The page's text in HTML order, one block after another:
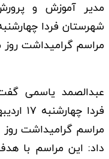
مدیر آموزش و
مراسم گرامیداشت روز
عبدالصمد یاسمی
مراسم گرامیداشت
داد: این مراسم با